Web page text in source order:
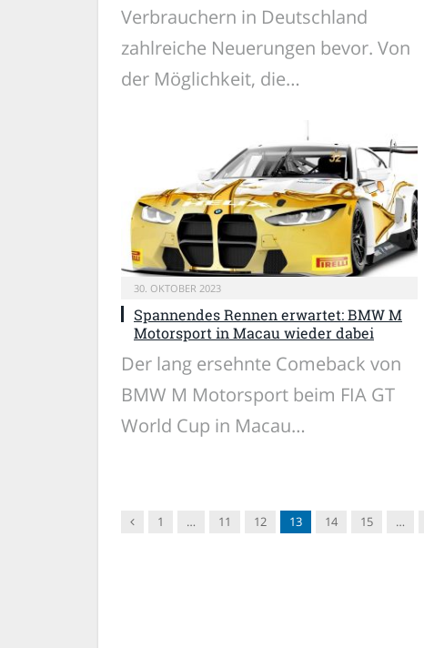
Verbrauchern in Deutschland
zahlreiche Neuerungen bevor. Von
der Möglichkeit, die…
30. OKTOBER 2023
Spannendes Rennen erwartet: BMW M
Motorsport in Macau wieder dabei
Der lang ersehnte Comeback von
BMW M Motorsport beim FIA GT
World Cup in Macau…
Vorgänger
1 … 11 12 13 14 15 …